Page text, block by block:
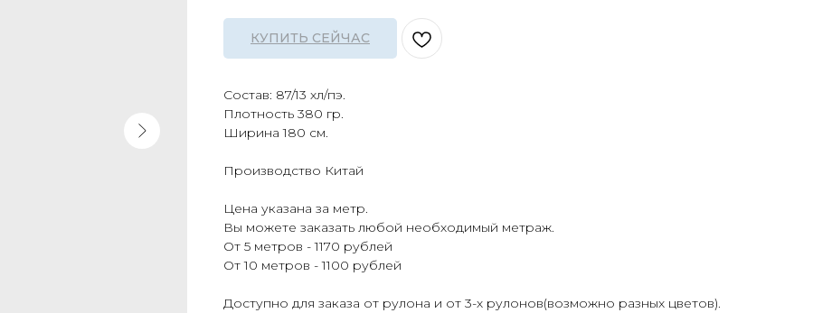
КУПИТЬ СЕЙЧАС
Состав: 87/13 хл/пэ.
Плотность 380 гр.
Ширина 180 см.
Производство Китай
Цена указана за метр.
Вы можете заказать любой необходимый метраж.
От 5 метров - 1170 рублей
От 10 метров - 1100 рублей
Доступно для заказа от рулона и от 3-х рулонов(возможно разных цветов).